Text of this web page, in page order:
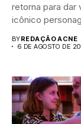
retorna para dar
icônico
BYREDAÇÃO ACNE
6 DE AGOSTO DE